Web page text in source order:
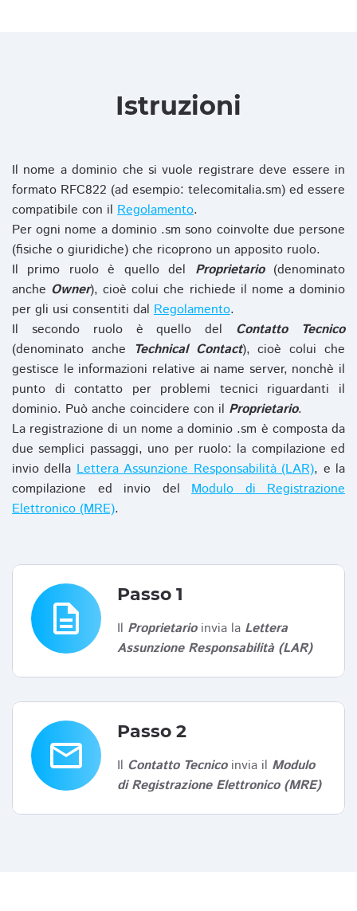
Istruzioni
Il nome a dominio che si vuole registrare deve essere in
formato RFC822 (ad esempio: telecomitalia.sm) ed essere
compatibile con il Regolamento.
Per ogni nome a dominio .sm sono coinvolte due persone
(fisiche o giuridiche) che ricoprono un apposito ruolo.
Il primo ruolo è quello del Proprietario(denominato
anche Owner), cioè colui che richiede il nome a dominio
per gli usi consentiti dal Regolamento.
Il secondo ruolo è quello del Contatto Tecnico
(denominato anche Technical Contact), cioè colui che
gestisce le informazioni relative ai name server, nonchè il
punto di contatto per problemi tecnici riguardanti il
dominio. Può anche coincidere con il Proprietario.
La registrazione di un nome a dominio .sm è composta da
due semplici passaggi, uno per ruolo: la compilazione ed
invio dellaLettera Assunzione Responsabilità (LAR), e la
compilazione ed invio del Modulo di Registrazione
Elettronico (MRE).
description
Passo 1
Il Proprietarioinvia la Lettera
Assunzione Responsabilità (LAR)
email
Passo 2
Il Contatto Tecnicoinvia il Modulo
di Registrazione Elettronico (MRE)